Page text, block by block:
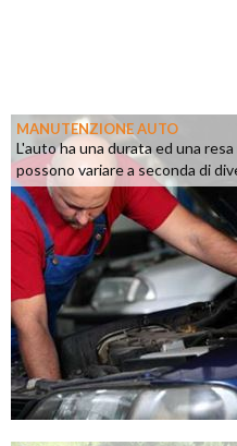
MANUTENZIONE AUTO
L'auto ha una durata ed una
possono variare a seconda di